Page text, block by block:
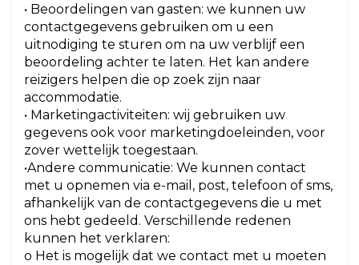
• Beoordelingen van gasten: we kunnen uw
contactgegevens gebruiken om u een
uitnodiging te sturen om na uw verblijf een
beoordeling achter te laten. Het kan andere
reizigers helpen die op zoek zijn naar
accommodatie.
• Marketingactiviteiten: wij gebruiken uw
gegevens ook voor marketingdoeleinden, voor
zover wettelijk toegestaan.
•Andere communicatie: We kunnen contact
met u opnemen via e-mail, post, telefoon of sms,
afhankelijk van de contactgegevens die u met
ons hebt gedeeld. Verschillende redenen
kunnen het verklaren:
o Het is mogelijk dat we contact met u moeten